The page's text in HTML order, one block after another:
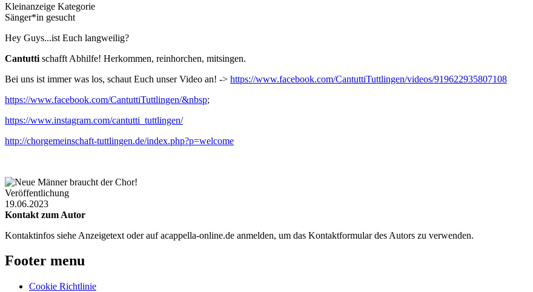
Kleinanzeige Kategorie
Sänger*in gesucht
Hey Guys...ist Euch langweilig?
Cantutti schafft Abhilfe! Herkommen, reinhorchen, mitsingen.
Bei uns ist immer was los, schaut Euch unser Video an! -> https://www.facebook.com/CantuttiTuttlingen/videos/919622935807108
https://www.facebook.com/CantuttiTuttlingen/&nbsp;
https://www.instagram.com/cantutti_tuttlingen/
http://chorgemeinschaft-tuttlingen.de/index.php?p=welcome
Veröffentlichung
19.06.2023
Kontakt zum Autor
Kontaktinfos siehe Anzeigetext oder auf acappella-online.de anmelden, um das Kontaktformular des Autors zu verwenden.
Footer menu
Cookie Richtlinie